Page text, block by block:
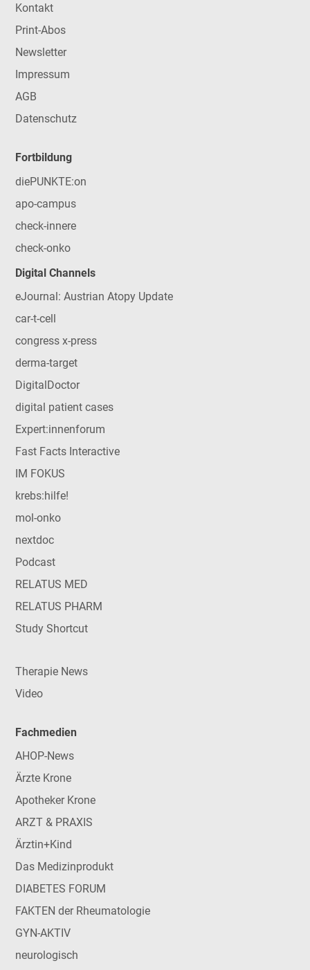
Kontakt
Print-Abos
Newsletter
Impressum
AGB
Datenschutz
Fortbildung
diePUNKTE:on
apo-campus
check-innere
check-onko
Digital Channels
eJournal: Austrian Atopy Update
car-t-cell
congress x-press
derma-target
DigitalDoctor
digital patient cases
Expert:innenforum
Fast Facts Interactive
IM FOKUS
krebs:hilfe!
mol-onko
nextdoc
Podcast
RELATUS MED
RELATUS PHARM
Study Shortcut
Therapie News
Video
Fachmedien
AHOP-News
Ärzte Krone
Apotheker Krone
ARZT & PRAXIS
Ärztin+Kind
Das Medizinprodukt
DIABETES FORUM
FAKTEN der Rheumatologie
GYN-AKTIV
neurologisch